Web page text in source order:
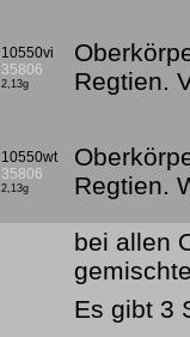
10550vi
35806
2,13g
Regtien.
10550wt
35806
2,13g
Regtien.
bei allen
Es gibt 3